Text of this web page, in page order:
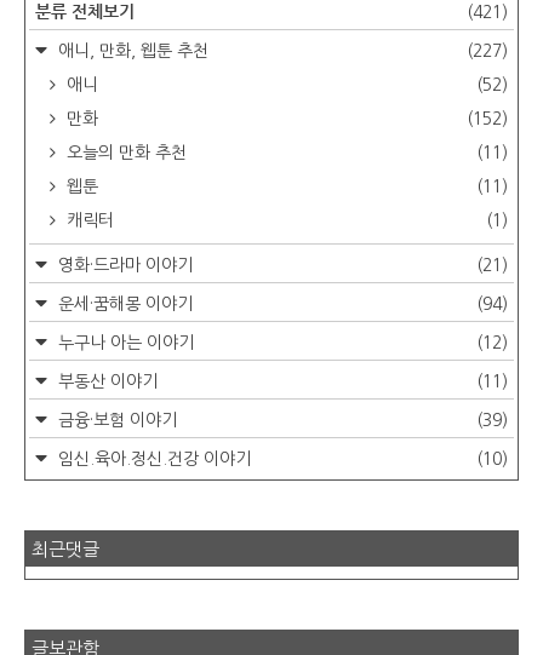
분류 전체보기 (421)
애니, 만화, 웹툰 추천
(227)
애니
(52)
만화
(152)
오늘의 만화 추천
(11)
웹툰
(11)
캐릭터
(1)
영화·드라마 이야기 (21)
운세·꿈해몽 이야기 (94)
누구나 아는 이야기 (12)
부동산 이야기 (11)
금융·보험 이야기 (39)
임신.육아.정신.건강 이야기 (10)
최근댓글
글보관함